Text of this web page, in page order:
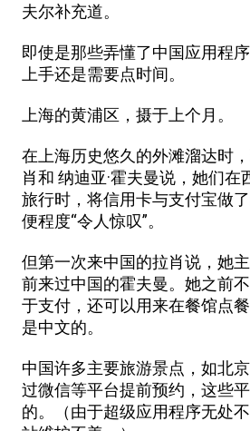
夫尔补充道。
即使是那些弄懂了中国应用程
上手还是需要点时间。
上海的黄浦区，摄于上个月。
在上海历史悠久的外滩溜达时
肖和 纳迪亚·霍夫曼说，她们
旅行时，将信用卡与支付宝做
便程度“令人惊叹”。
但第一次来中国的拉肖说，她
前来过中国的霍夫曼。她之前
于支付，还可以用来在餐馆点
是中文的。
中国许多主要旅游景点，如北
过微信等平台提前预约，这些
的。（由于超级应用程序无处